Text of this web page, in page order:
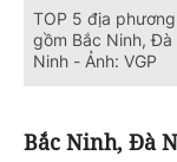
TOP 5 địa
gồm Bắc Ninh, Đà
Ninh - Ảnh: VGP
Bắc Ninh, Đà